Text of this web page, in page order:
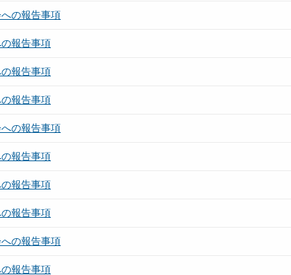
の報告事項
報告事項
報告事項
報告事項
の報告事項
報告事項
報告事項
報告事項
の報告事項
報告事項